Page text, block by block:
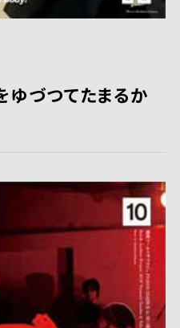
づつてたまるか